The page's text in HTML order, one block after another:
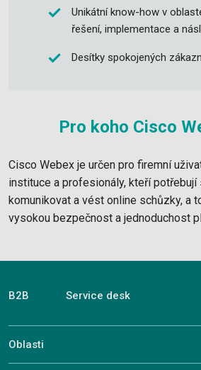
Unikátní know-how v
řešení, implementace a
Desítky spokojených
Pro koho Cisco
Cisco Webex je určen pro firemní
instituce a profesionály, kteří potřebují
komunikovat a vést online schůzky, a
vysokou bezpečnost a jednoduchost
B2B Service desk
Oblasti